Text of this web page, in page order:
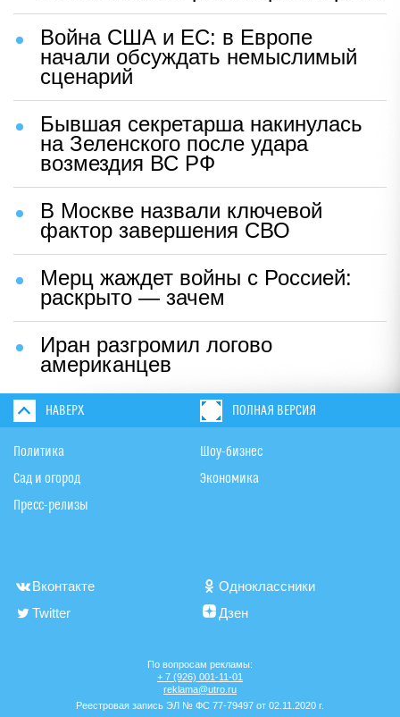
Война США и ЕС: в Европе
начали обсуждать немыслимый
сценарий
Бывшая секретарша накинулась
на Зеленского после удара
возмездия ВС РФ
В Москве назвали ключевой
фактор завершения СВО
Мерц жаждет войны с Россией:
раскрыто — зачем
Иран разгромил логово
американцев
НАВЕРХ ПОЛНАЯ ВЕРСИЯ
Политика
Сад и огород
Пресс-релизы
Шоу-бизнес
Экономика
Вконтакте
Одноклассники
Twitter
Дзен
По вопросам рекламы:
+ 7 (926) 001-11-01
reklama@utro.ru
Реестровая запись ЭЛ № ФС 77-79497 от 02.11.2020 г.